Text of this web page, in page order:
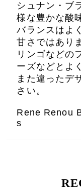
シュナン・ブ
様な豊かな酸
バランスはよ
甘さではあり
リンゴなどの
ーズなどとよ
また違ったデ
さい。
Rene Renou
s